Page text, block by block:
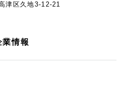
津区久地3-12-21
業情報